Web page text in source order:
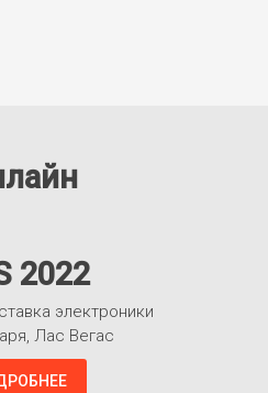
2022
электроники
Лас Вегас